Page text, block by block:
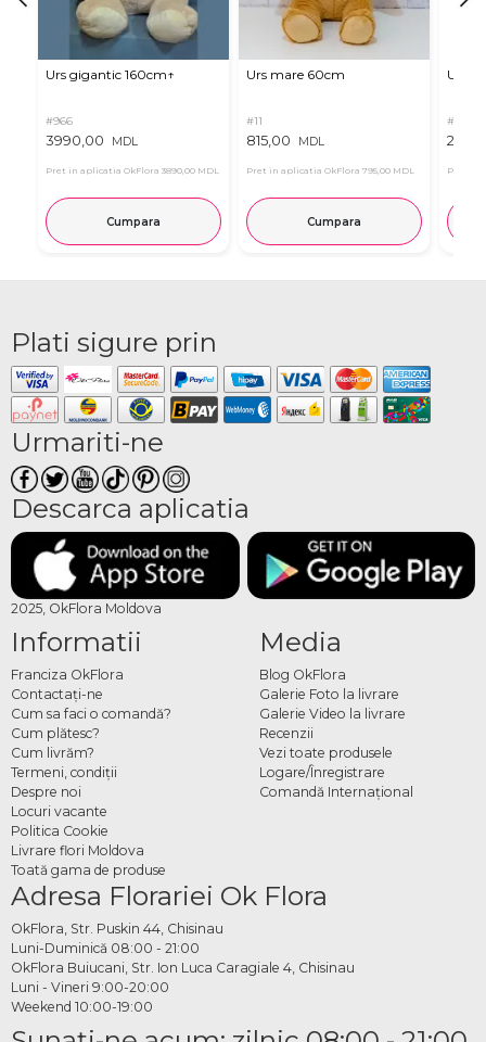
Urs gigantic 160cm↑
#966
3990,00 MDL
Pret in aplicatia OkFlora 3890,00 MDL
Cumpara
Urs mare 60cm
#11
815,00 MDL
Pret in aplicatia OkFlora 795,00 MDL
Cumpara
Urs
#4939
Pret in
Plati sigure prin
Urmariti-ne
Descarca aplicatia
2025, OkFlora Moldova
Informatii
Franciza OkFlora
Contactaţi-ne
Cum sa faci o comandă?
Cum plătesc?
Cum livrăm?
Termeni, condiţii
Despre noi
Locuri vacante
Politica Cookie
Livrare flori Moldova
Toată gama de produse
Media
Blog OkFlora
Galerie Foto la livrare
Galerie Video la livrare
Recenzii
Vezi toate produsele
Logare/Înregistrare
Comandă Internațional
Adresa Florariei Ok Flora
OkFlora, Str. Puskin 44, Chisinau
Luni-Duminică 08:00 - 21:00
OkFlora Buiucani, Str. Ion Luca Caragiale 4, Chisinau
Luni - Vineri 9:00-20:00
Weekend 10:00-19:00